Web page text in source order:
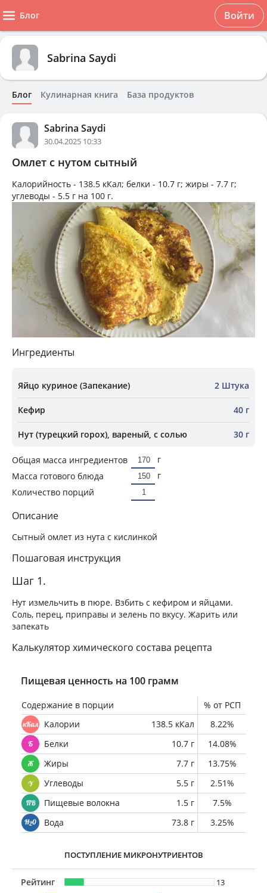
Блог Войти
Sabrina Saydi
Блог Кулинарная книга База продуктов
Sabrina Saydi
30.04.2025 10:33
Омлет с нутом сытный
Калорийность - 138.5 кКал; белки - 10.7 г; жиры - 7.7 г;
углеводы - 5.5 г на 100 г.
Ингредиенты
Яйцо куриное (Запекание) 2 Штука
Кефир 40 г
Нут (турецкий горох), вареный, с солью 30 г
Общая масса ингредиентов
г
Масса готового блюда
г
Количество порций
Описание
Сытный омлет из нута с кислинкой
Пошаговая инструкция
Шаг 1.
Нут измельчить в пюре. Взбить с кефиром и яйцами.
Соль, перец, приправы и зелень по вкусу. Жарить или
запекать
Калькулятор химического состава рецепта
Пищевая ценность на 100 грамм
Содержание в порции
% от РСП
Калории
138.5 кКал
8.22%
Белки
10.7 г
14.08%
Жиры
7.7 г
13.75%
Углеводы
5.5 г
2.51%
Пищевые волокна
1.5 г
7.5%
Вода
73.8 г 3.25%
ПОСТУПЛЕНИЕ МИКРОНУТРИЕНТОВ
Рейтинг
13